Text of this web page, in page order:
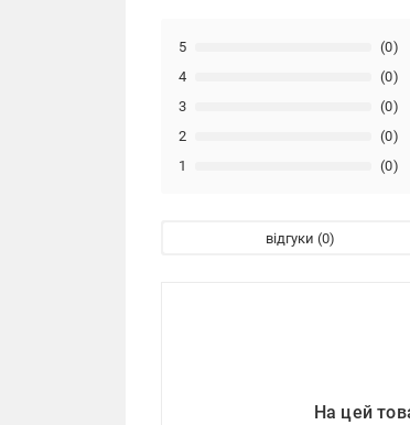
1 (0)
2 (0)
3 (0)
4 (0)
5 (0)
відгуки
На цей